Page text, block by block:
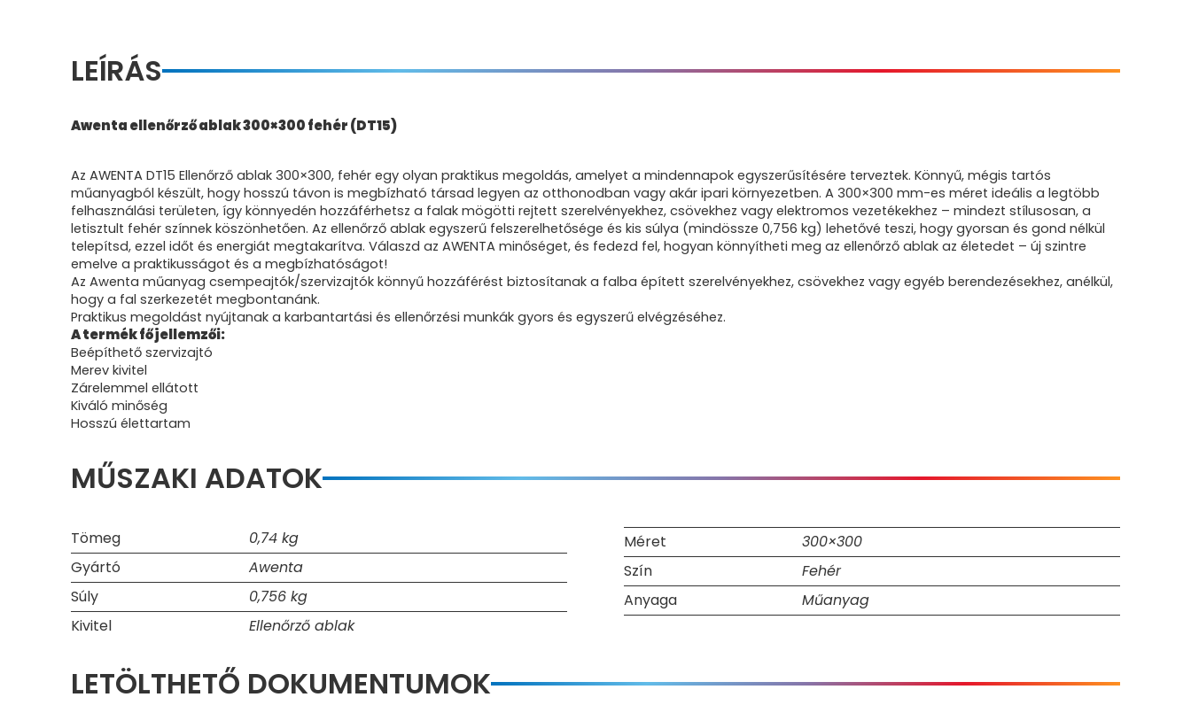
LEÍRÁS
Awenta ellenőrző ablak 300×300 fehér (DT15)
Az AWENTA DT15 Ellenőrző ablak 300×300, fehér egy olyan praktikus megoldás, amelyet a mindennapok egyszerűsítésére terveztek. Könnyű, mégis tartós
műanyagból készült, hogy hosszú távon is megbízható társad legyen az otthonodban vagy akár ipari környezetben. A 300×300 mm-es méret ideális a legtöbb
felhasználási területen, így könnyedén hozzáférhetsz a falak mögötti rejtett szerelvényekhez, csövekhez vagy elektromos vezetékekhez – mindezt stílusosan, a
letisztult fehér színnek köszönhetően. Az ellenőrző ablak egyszerű felszerelhetősége és kis súlya (mindössze 0,756 kg) lehetővé teszi, hogy gyorsan és gond nélkül
telepítsd, ezzel időt és energiát megtakarítva. Válaszd az AWENTA minőséget, és fedezd fel, hogyan könnyítheti meg az ellenőrző ablak az életedet – új szintre
emelve a praktikusságot és a megbízhatóságot!
Az Awenta műanyag csempeajtók/szervizajtók könnyű hozzáférést biztosítanak a falba épített szerelvényekhez, csövekhez vagy egyéb berendezésekhez, anélkül,
hogy a fal szerkezetét megbontanánk.
Praktikus megoldást nyújtanak a karbantartási és ellenőrzési munkák gyors és egyszerű elvégzéséhez.
A termék fő jellemzői:
Beépíthető szervizajtó
Merev kivitel
Zárelemmel ellátott
Kiváló minőség
Hosszú élettartam
MŰSZAKI ADATOK
Tömeg
0,74 kg
Gyártó
Awenta
Súly
0,756 kg
Kivitel
Ellenőrző ablak
Méret
300×300
Szín
Fehér
Anyaga
Műanyag
LETÖLTHETŐ DOKUMENTUMOK